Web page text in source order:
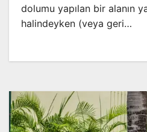
dolumu yapılan bir alanın
halindeyken (veya geri…